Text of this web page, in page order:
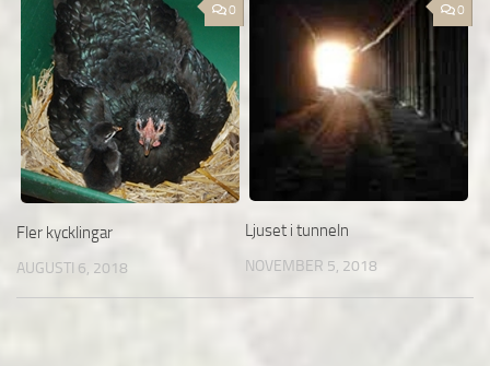
0
Fler kycklingar
AUGUSTI 6, 2018
0
Ljuset i tunneln
NOVEMBER 5, 2018